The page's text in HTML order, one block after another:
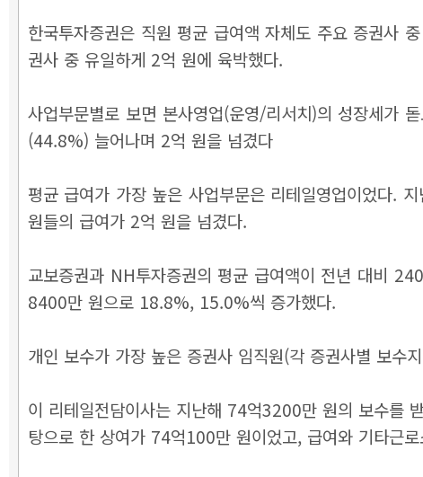
한국투자증권은 직원 평균 급여액 자체도 주요 증권사
권사 중 유일하게 2억 원에 육박했다.
사업부문별로 보면 본사영업(운영/리서치)의 성장세
(44.8%) 늘어나며 2억 원을 넘겼다
평균 급여가 가장 높은 사업부문은 리테일영업이었다.
원들의 급여가 2억 원을 넘겼다.
교보증권과 NH투자증권의 평균 급여액이 전년 대비
8400만 원으로 18.8%, 15.0%씩 증가했다.
개인 보수가 가장 높은 증권사 임직원(각 증권사별 보수
이 리테일전담이사는 지난해 74억3200만 원의 보수를
탕으로 한 상여가 74억100만 원이었고, 급여와 기타근